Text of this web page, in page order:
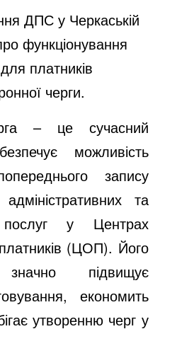
ДПС у Черкаській
функціонування
платників
черги.
– це сучасний
можливість
запису
та
послуг у Центрах
(ЦОП). Його
значно підвищує
економить
утворенню черг у